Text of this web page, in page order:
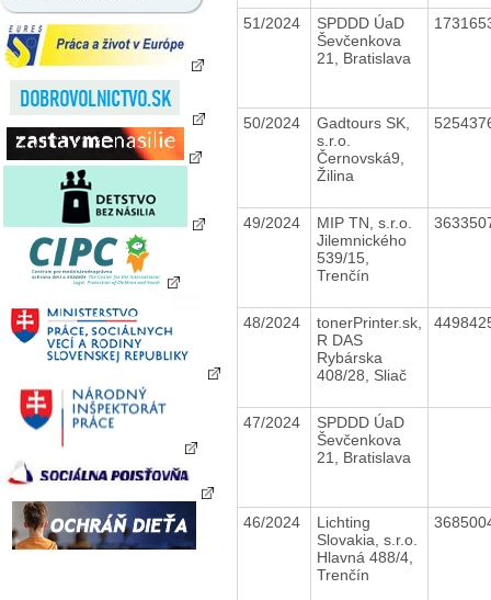
51/2024
SPDDD ÚaD
Ševčenkova
21, Bratislava
50/2024
Gadtours SK,
s.r.o.
Černovská9,
Žilina
49/2024
MIP TN, s.r.o.
Jilemnického
539/15,
Trenčín
48/2024
tonerPrinter.sk,
R DAS
Rybárska
408/28, Sliač
47/2024
SPDDD ÚaD
Ševčenkova
21, Bratislava
46/2024
Lichting
Slovakia, s.r.o.
Hlavná 488/4,
Trenčín